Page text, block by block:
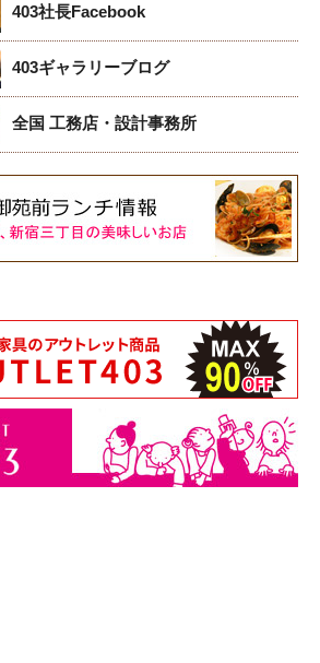
403社長Facebook
403ギャラリーブログ
全国 工務店・設計事務所